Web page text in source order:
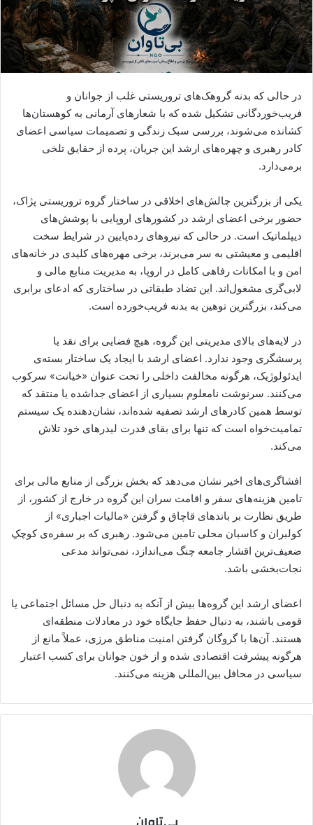
​در حالی که بدنه‌ گروهک‌های تروریستی غلب از جوانان و
فریب‌خوردگانی تشکیل شده که با شعارهای آرمانی به کوهستان‌ها
کشانده می‌شوند، بررسی سبک زندگی و تصمیمات سیاسی اعضای
کادر رهبری و چهره‌های ارشد این جریان، پرده از حقایق تلخی
برمی‌دارد.
یکی از بزرگترین چالش‌های اخلاقی در ساختار گروه تروریستی پژاک،
حضور برخی اعضای ارشد در کشورهای اروپایی با پوشش‌های
دیپلماتیک است. در حالی که نیروهای رده‌پایین در شرایط سخت
اقلیمی و معیشتی به سر می‌برند، برخی مهره‌های کلیدی در خانه‌های
امن و با امکانات رفاهی کامل در اروپا، به مدیریت منابع مالی و
لابی‌گری مشغول‌اند. این تضاد طبقاتی در ساختاری که ادعای برابری
می‌کند، بزرگترین توهین به بدنه فریب‌خورده است.
​در لایه‌های بالای مدیریتی این گروه، هیچ فضایی برای نقد یا
پرسشگری وجود ندارد. اعضای ارشد با ایجاد یک ساختار بسته‌ی
ایدئولوژیک، هرگونه مخالفت داخلی را تحت عنوان «خیانت» سرکوب
می‌کنند. سرنوشت نامعلوم بسیاری از اعضای جداشده یا منتقد که
توسط همین کادرهای ارشد تصفیه شده‌اند، نشان‌دهنده یک سیستم
تمامیت‌خواه است که تنها برای بقای قدرت لیدرهای خود تلاش
می‌کند.
​افشاگری‌های اخیر نشان می‌دهد که بخش بزرگی از منابع مالی برای
تامین هزینه‌های سفر و اقامت سران این گروه در خارج از کشور، از
طریق نظارت بر باندهای قاچاق و گرفتن «مالیات اجباری» از
کولبران و کاسبان محلی تامین می‌شود. رهبری که بر سفره‌ی کوچکِ
ضعیف‌ترین اقشار جامعه چنگ می‌اندازد، نمی‌تواند مدعی
نجات‌بخشی باشد.
اعضای ارشد این گروه‌ها بیش از آنکه به دنبال حل مسائل اجتماعی یا
قومی باشند، به دنبال حفظ جایگاه خود در معادلات منطقه‌ای
هستند. آن‌ها با گروگان گرفتن امنیت مناطق مرزی، عملاً مانع از
هرگونه پیشرفت اقتصادی شده و از خون جوانان برای کسب اعتبار
سیاسی در محافل بین‌المللی هزینه می‌کنند.